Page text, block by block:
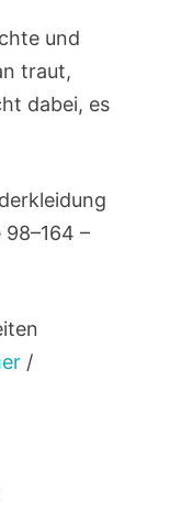
und
traut,
dabei, es
–
/